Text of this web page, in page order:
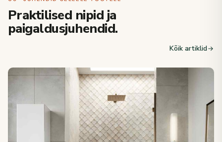
Praktilised nipid ja
paigaldusjuhendid.
Kõik artiklid